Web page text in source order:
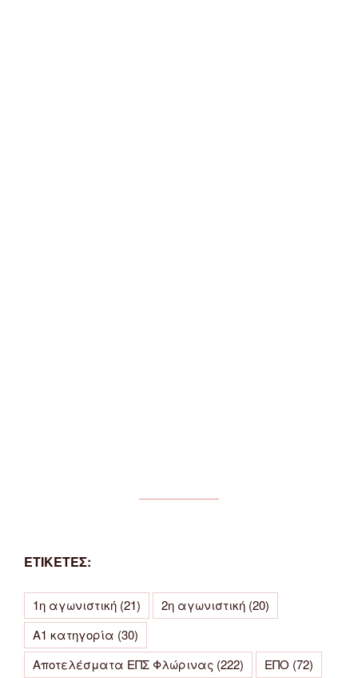
ΕΤΙΚΕΤΕΣ:
1η αγωνιστική (21) 2η αγωνιστική (20)
Α1 κατηγορία (30)
Αποτελέσματα ΕΠΣ Φλώρινας (222) ΕΠΟ (72)